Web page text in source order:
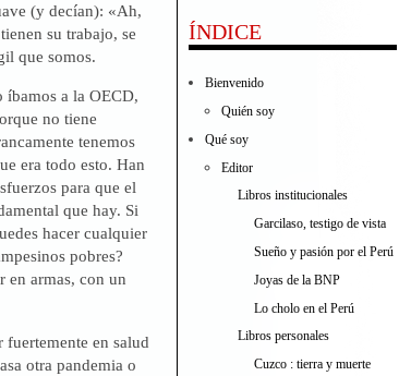
(y decían): «Ah,
su trabajo, se
que somos.
íbamos a la OECD,
no tiene
tenemos
era todo esto. Han
para que el
que hay. Si
hacer cualquier
pobres?
en armas, con un
en salud
otra pandemia o
ÍNDICE
Bienvenido
Quién soy
Qué soy
Editor
Libros institucionales
Garcilaso, testigo de vista
Sueño y pasión por el Perú
Joyas de la BNP
Lo cholo en el Perú
Libros personales
Cuzco : tierra y muerte